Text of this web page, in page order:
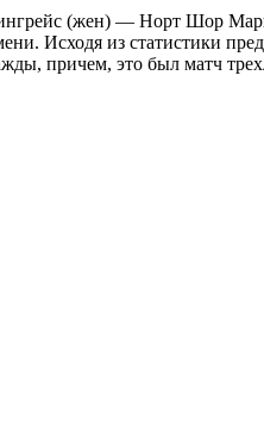
(жен) — Норт Шор
Исходя из статистики
причем, это был матч